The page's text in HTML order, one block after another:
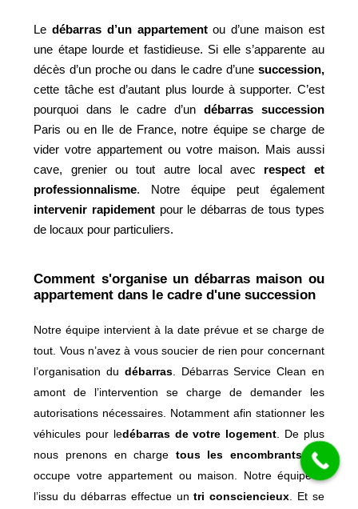
Ledébarras d’un appartementou d’une maison est
une étape lourde et fastidieuse. Si elle s’apparente au
décès d’un proche ou dans le cadre d’une succession,
cette tâche est d’autant plus lourde à supporter. C’est
pourquoi dans le cadre d’un débarras succession
Paris ou en Ile de France, notre équipe se charge de
vider votre appartement ou votre maison. Mais aussi
cave, grenier ou tout autre local avec respect et
professionnalisme. Notre équipe peut également
intervenir rapidement pour le débarras de tous types
de locaux pour particuliers.
Comment s'organise un débarras maison ou
appartement dans le cadre d'une succession
Notre équipe intervient à la date prévue et se charge de
tout. Vous n’avez à vous soucier de rien pour concernant
l’organisation du débarras. Débarras Service Clean en
amont de l’intervention se charge de demander les
autorisations nécessaires. Notamment afin stationner les
véhicules pour ledébarras de votre logement. De plus
nous prenons en charge tous les encombrantsqui
occupe votre appartement ou maison. Notre équipe à
l’issu du débarras effectue untriconsciencieux. Et se